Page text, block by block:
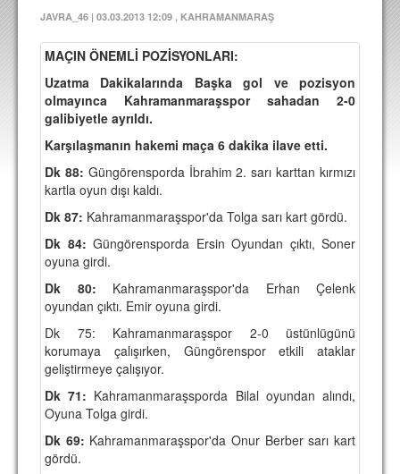
TEKNİK KADRO
TRANSFERLER
TARAFTAR
BİLETLER
DEPLASMAN
LİSANSLI ÜRÜNLER
MULTİMEDYA
FOTOĞRAF & VİDEOLAR
MARŞ & TEZAHÜRATLAR
KULÜP
AMBLEM
SPOR TESİSLERİ
YÖNETİM KURULU
JAVRA_46 | 03.03.2013 12:09 , KAHRAMANMARAŞ
MAÇIN ÖNEMLİ POZİSYONLARI:
Uzatma Dakikalarında Başka gol ve pozisyon
olmayınca Kahramanmaraşspor sahadan 2-0
galibiyetle ayrıldı.
Karşılaşmanın hakemi maça 6 dakika ilave etti.
Dk 88: Güngörensporda İbrahim 2. sarı karttan kırmızı
kartla oyun dışı kaldı.
Dk 87: Kahramanmaraşspor'da Tolga sarı kart gördü.
Dk 84: Güngörensporda Ersin Oyundan çıktı, Soner
oyuna girdi.
Dk 80: Kahramanmaraşspor'da Erhan Çelenk
oyundan çıktı. Emir oyuna girdi.
Dk 75: Kahramanmaraşspor 2-0 üstünlügünü
korumaya çalışırken, Güngörenspor etkili ataklar
geliştirmeye çalışıyor.
Dk 71: Kahramanmaraşsporda Bilal oyundan alındı,
Oyuna Tolga girdi.
Dk 69: Kahramanmaraşspor'da Onur Berber sarı kart
gördü.